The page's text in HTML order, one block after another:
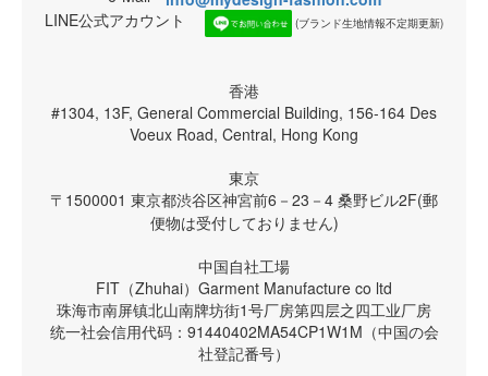
LINE公式アカウント
(ブランド生地情報不定期更新)
香港
#1304, 13F, General Commercial Building, 156-164 Des
Voeux Road, Central, Hong Kong
東京
〒1500001 東京都渋谷区神宮前6－23－4 桑野ビル2F(郵
便物は受付しておりません)
中国自社工場
FIT（Zhuhai）Garment Manufacture co ltd
珠海市南屏镇北山南牌坊街1号厂房第四层之四工业厂房
统一社会信用代码：91440402MA54CP1W1M（中国の会
社登記番号）